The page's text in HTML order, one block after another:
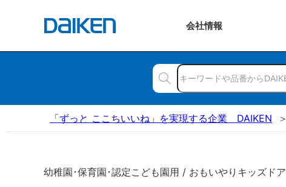
会社情報
「ずっと ここちいいね」を実現する企業 DAIKEN
幼稚園･保育園･認定こども園用 / おもいやりキッズドア